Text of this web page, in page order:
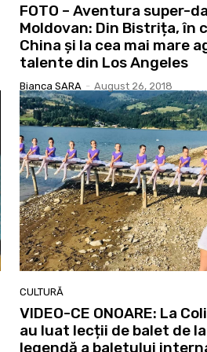
FOTO – Aventura super-
Moldovan: Din Bistrița, în
China și la cea mai mare
talente din Los Angeles
Bianca SARA - August 26, 2018
CULTURĂ
VIDEO-CE ONOARE: La
au luat lecții de balet de
legendă a baletului